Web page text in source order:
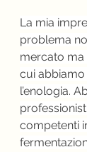
La mia
problema
mercato
cui
l’enologia.
competenti